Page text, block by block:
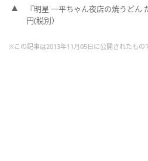
『明星 一平ちゃん夜店の焼うどん
円(税別）
※この記事は2013年11月05日に公開されたもの